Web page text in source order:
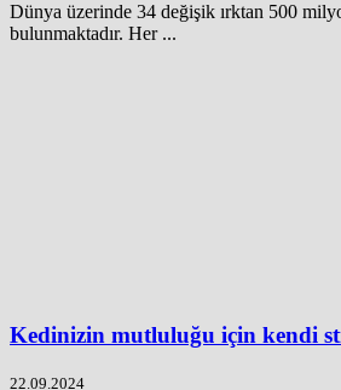
Dünya üzerinde 34 değişik ırktan 500
bulunmaktadır. Her ...
Kedinizin mutluluğu için kendi
22.09.2024